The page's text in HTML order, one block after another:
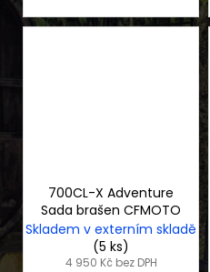
700CL-X Adventure
Sada brašen CFMOTO
Skladem v externím skladě
(5 ks)
4 950 Kč bez DPH